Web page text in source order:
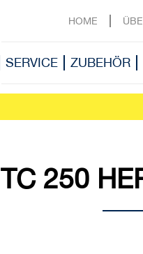
HOME
SERVICE ZUBEHÖR
TC 250